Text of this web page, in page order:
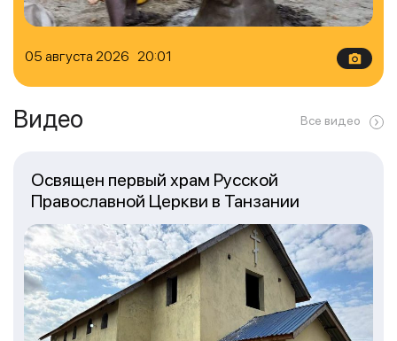
05 августа 2026 20:01
Видео Все видео
Освящен первый храм Русской
Православной Церкви в Танзании